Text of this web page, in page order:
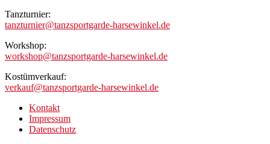
Tanzturnier:
tanzturnier@tanzsportgarde-harsewinkel.de
Workshop:
workshop@tanzsportgarde-harsewinkel.de
Kostümverkauf:
verkauf@tanzsportgarde-harsewinkel.de
Kontakt
Impressum
Datenschutz